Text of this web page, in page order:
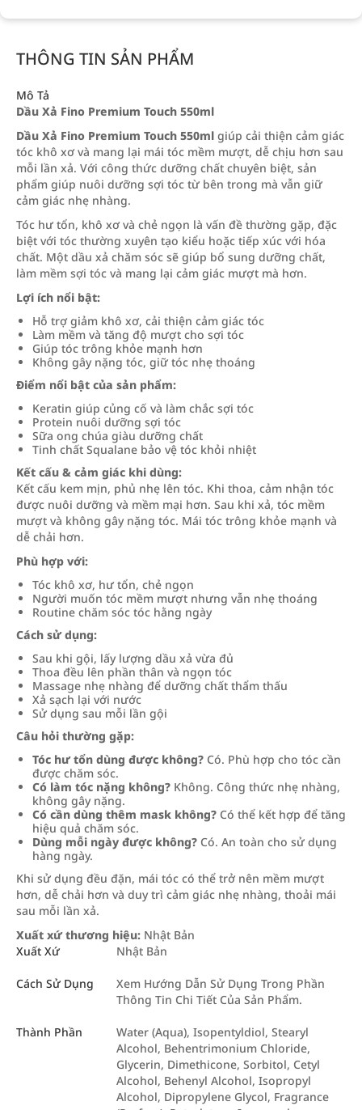
THÔNG TIN SẢN PHẨM
Mô Tả
Dầu Xả Fino Premium Touch 550ml
Dầu Xả Fino Premium Touch 550ml giúp cải thiện cảm giác
tóc khô xơ và mang lại mái tóc mềm mượt, dễ chịu hơn sau
mỗi lần xả. Với công thức dưỡng chất chuyên biệt, sản
phẩm giúp nuôi dưỡng sợi tóc từ bên trong mà vẫn giữ
cảm giác nhẹ nhàng.
Tóc hư tổn, khô xơ và chẻ ngọn là vấn đề thường gặp, đặc
biệt với tóc thường xuyên tạo kiểu hoặc tiếp xúc với hóa
chất. Một dầu xả chăm sóc sẽ giúp bổ sung dưỡng chất,
làm mềm sợi tóc và mang lại cảm giác mượt mà hơn.
Lợi ích nổi bật:
Hỗ trợ giảm khô xơ, cải thiện cảm giác tóc
Làm mềm và tăng độ mượt cho sợi tóc
Giúp tóc trông khỏe mạnh hơn
Không gây nặng tóc, giữ tóc nhẹ thoáng
Điểm nổi bật của sản phẩm:
Keratin giúp củng cố và làm chắc sợi tóc
Protein nuôi dưỡng sợi tóc
Sữa ong chúa giàu dưỡng chất
Tinh chất Squalane bảo vệ tóc khỏi nhiệt
Kết cấu & cảm giác khi dùng:
Kết cấu kem mịn, phủ nhẹ lên tóc. Khi thoa, cảm nhận tóc
được nuôi dưỡng và mềm mại hơn. Sau khi xả, tóc mềm
mượt và không gây nặng tóc. Mái tóc trông khỏe mạnh và
dễ chải hơn.
Phù hợp với:
Tóc khô xơ, hư tổn, chẻ ngọn
Người muốn tóc mềm mượt nhưng vẫn nhẹ thoáng
Routine chăm sóc tóc hằng ngày
Cách sử dụng:
Sau khi gội, lấy lượng dầu xả vừa đủ
Thoa đều lên phần thân và ngọn tóc
Massage nhẹ nhàng để dưỡng chất thẩm thấu
Xả sạch lại với nước
Sử dụng sau mỗi lần gội
Câu hỏi thường gặp:
Tóc hư tổn dùng được không? Có. Phù hợp cho tóc cần
được chăm sóc.
Có làm tóc nặng không? Không. Công thức nhẹ nhàng,
không gây nặng.
Có cần dùng thêm mask không? Có thể kết hợp để tăng
hiệu quả chăm sóc.
Dùng mỗi ngày được không? Có. An toàn cho sử dụng
hàng ngày.
Khi sử dụng đều đặn, mái tóc có thể trở nên mềm mượt
hơn, dễ chải hơn và duy trì cảm giác nhẹ nhàng, thoải mái
sau mỗi lần xả.
Xuất xứ thương hiệu: Nhật Bản
Xuất Xứ
Nhật Bản
Cách Sử Dụng
Xem Hướng Dẫn Sử Dụng Trong Phần
Thông Tin Chi Tiết Của Sản Phẩm.
Thành Phần
Water (Aqua), Isopentyldiol, Stearyl
Alcohol, Behentrimonium Chloride,
Glycerin, Dimethicone, Sorbitol, Cetyl
Alcohol, Behenyl Alcohol, Isopropyl
Alcohol, Dipropylene Glycol, Fragrance